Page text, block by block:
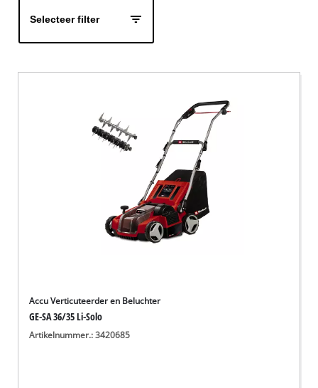
Selecteer filter
Accu Verticuteerder en Beluchter
GE-SA 36/35 Li-Solo
Artikelnummer.: 3420685